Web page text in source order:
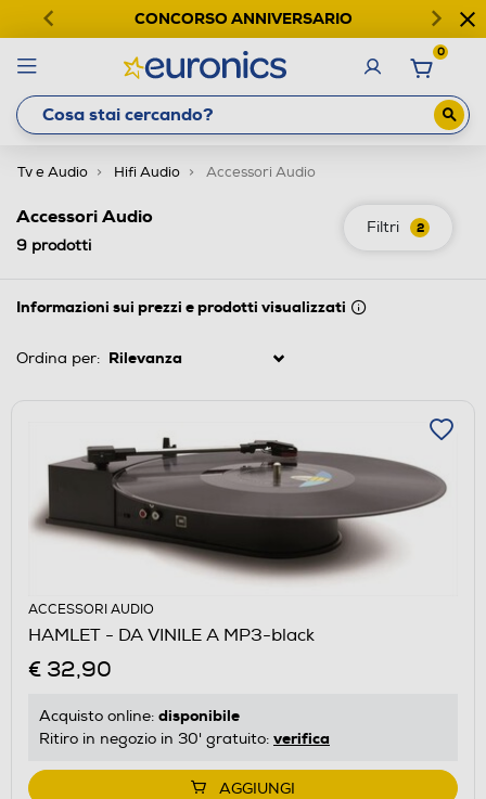
CONCORSO ANNIVERSARIO
0
Tv e Audio Hifi Audio Accessori Audio
Filtri 2
Accessori Audio
9 prodotti
Informazioni sui prezzi e prodotti visualizzati
Ordina per:
ACCESSORI AUDIO
HAMLET - DA VINILE A MP3-black
€ 32,90
Acquisto online: disponibile
Ritiro in negozio in 30' gratuito: verifica
AGGIUNGI